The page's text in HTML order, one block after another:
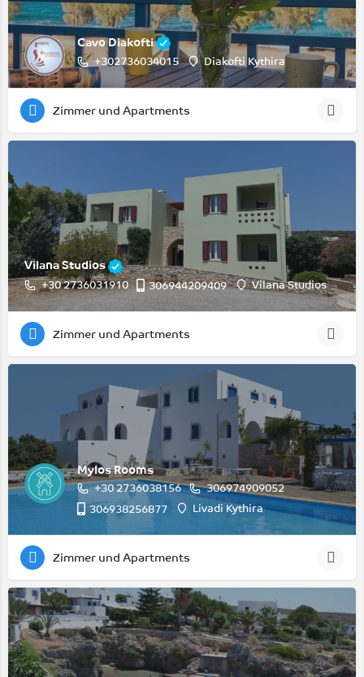
Cavo Diakofti
+302736034015 Diakofti Kythira
Zimmer und Apartments
Vilana Studios
+30 2736031910 306944209409 Vilana Studios
Zimmer und Apartments
Mylos Rooms
+30 2736038156
306974909052
306938256877
Livadi Kythira
Zimmer und Apartments